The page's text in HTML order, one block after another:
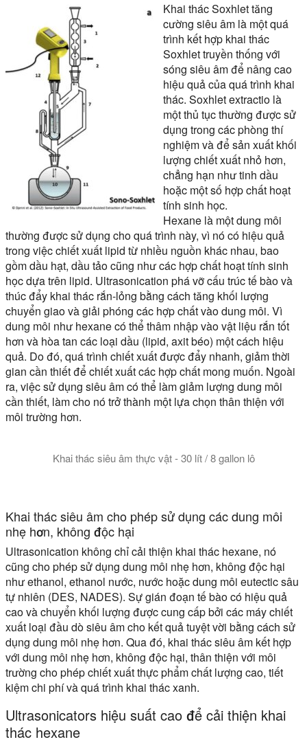
Khai thác Soxhlet tăng
cường siêu âm là một quá
trình kết hợp khai thác
Soxhlet truyền thống với
sóng siêu âm để nâng cao
hiệu quả của quá trình khai
thác. Soxhlet extractio là
một thủ tục thường được sử
dụng trong các phòng thí
nghiệm và để sản xuất khối
lượng chiết xuất nhỏ hơn,
chẳng hạn như tinh dầu
hoặc một số hợp chất hoạt
tính sinh học.
Hexane là một dung môi
thường được sử dụng cho quá trình này, vì nó có hiệu quả
trong việc chiết xuất lipid từ nhiều nguồn khác nhau, bao
gồm dầu hạt, dầu tảo cũng như các hợp chất hoạt tính sinh
học dựa trên lipid. Ultrasonication phá vỡ cấu trúc tế bào và
thúc đẩy khai thác rắn-lỏng bằng cách tăng khối lượng
chuyển giao và giải phóng các hợp chất vào dung môi. Vì
dung môi như hexane có thể thâm nhập vào vật liệu rắn tốt
hơn và hòa tan các loại dầu (lipid, axit béo) một cách hiệu
quả. Do đó, quá trình chiết xuất được đẩy nhanh, giảm thời
gian cần thiết để chiết xuất các hợp chất mong muốn. Ngoài
ra, việc sử dụng siêu âm có thể làm giảm lượng dung môi
cần thiết, làm cho nó trở thành một lựa chọn thân thiện với
môi trường hơn.
Khai thác siêu âm thực vật - 30 lít / 8 gallon lô
Khai thác siêu âm cho phép sử dụng các dung môi
nhẹ hơn, không độc hại
Ultrasonication không chỉ cải thiện khai thác hexane, nó
cũng cho phép sử dụng dung môi nhẹ hơn, không độc hại
như ethanol, ethanol nước, nước hoặc dung môi eutectic sâu
tự nhiên (DES, NADES). Sự gián đoạn tế bào có hiệu quả
cao và chuyển khối lượng được cung cấp bởi các máy chiết
xuất loại đầu dò siêu âm cho kết quả tuyệt vời bằng cách sử
dụng dung môi nhẹ hơn. Qua đó, khai thác siêu âm kết hợp
với dung môi nhẹ hơn, không độc hại, thân thiện với môi
trường cho phép chiết xuất thực phẩm chất lượng cao, tiết
kiệm chi phí và quá trình khai thác xanh.
Ultrasonicators hiệu suất cao để cải thiện khai
thác hexane